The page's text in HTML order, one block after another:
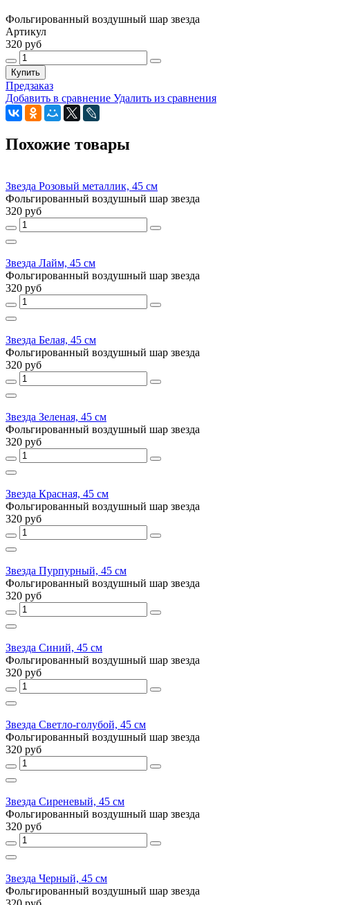
Фольгированный воздушный шар звезда
Артикул
320 руб
Купить
Предзаказ
Добавить в сравнение Удалить из сравнения
Похожие товары
Звезда Розовый металлик, 45 см
Фольгированный воздушный шар звезда
320 руб
Звезда Лайм, 45 см
Фольгированный воздушный шар звезда
320 руб
Звезда Белая, 45 см
Фольгированный воздушный шар звезда
320 руб
Звезда Зеленая, 45 см
Фольгированный воздушный шар звезда
320 руб
Звезда Красная, 45 см
Фольгированный воздушный шар звезда
320 руб
Звезда Пурпурный, 45 см
Фольгированный воздушный шар звезда
320 руб
Звезда Синий, 45 см
Фольгированный воздушный шар звезда
320 руб
Звезда Светло-голубой, 45 см
Фольгированный воздушный шар звезда
320 руб
Звезда Сиреневый, 45 см
Фольгированный воздушный шар звезда
320 руб
Звезда Черный, 45 см
Фольгированный воздушный шар звезда